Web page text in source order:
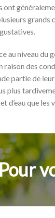
ont
au niveau du
raison des
partie de
plus
d’eau que les